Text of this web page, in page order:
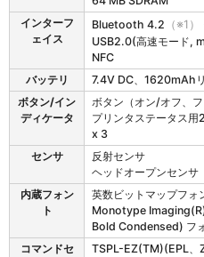
インターフ
ェイス
Bluetooth 4.2 （※1）
USB2.0(高速モード,
NFC
バッテリ
7.4V DC、1620mAh
ボタン/イン
ディケータ
ボタン（オン/オフ、フ
プリンタステータス
x 3
センサ
反射センサ
ヘッドオープンセンサ
内蔵フォン
ト
英数ビットマップフォ
Monotype
Bold Condensed) フ
コマンドセ
TSPL-EZ(TM)(EPL、